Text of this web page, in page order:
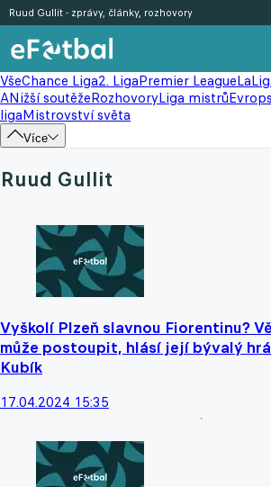
VšeChance Liga2. LigaPremier League
ANižší soutěžeRozhovoryLiga mistrů
ligaMistrovství světa
Více
Ruud Gullit - zprávy, články, rozhovory
Ruud Gullit
Vyškolí Plzeň slavnou Fiorentinu?
může postoupit, hlásí její bývalý
Kubík
17.04.2024 15:35